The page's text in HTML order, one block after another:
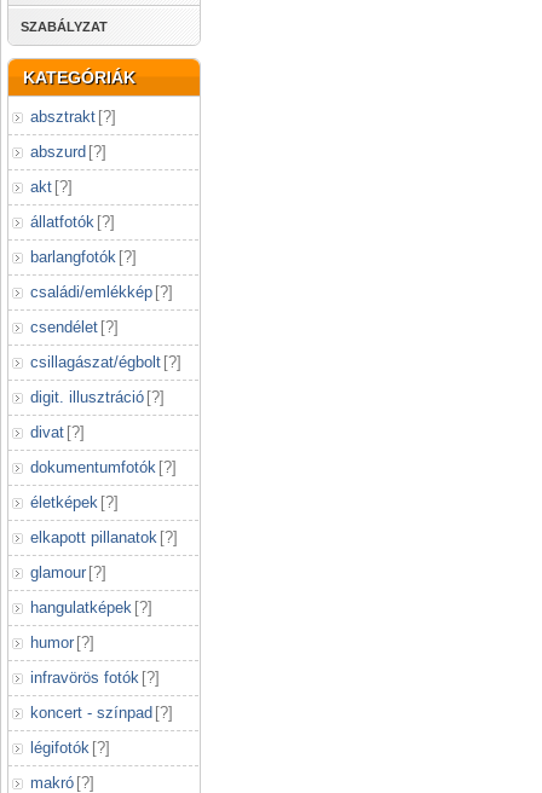
SZABÁLYZAT
KATEGÓRIÁK
absztrakt [?]
abszurd [?]
akt [?]
állatfotók [?]
barlangfotók [?]
családi/emlékkép [?]
csendélet [?]
csillagászat/égbolt [?]
digit. illusztráció [?]
divat [?]
dokumentumfotók [?]
életképek [?]
elkapott pillanatok [?]
glamour [?]
hangulatképek [?]
humor [?]
infravörös fotók [?]
koncert - színpad [?]
légifotók [?]
makró [?]